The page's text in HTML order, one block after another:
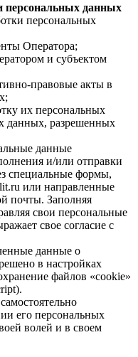
персональных данных
персональных
Оператора;
и субъектом
правовые акты в
их персональных
данных, разрешенных
данные
и/или отправки
специальные формы,
или направленные
почты. Заполняя
свои персональные
свое согласие с
данные о
в настройках
файлов «cookie»
его персональных
волей и в своем